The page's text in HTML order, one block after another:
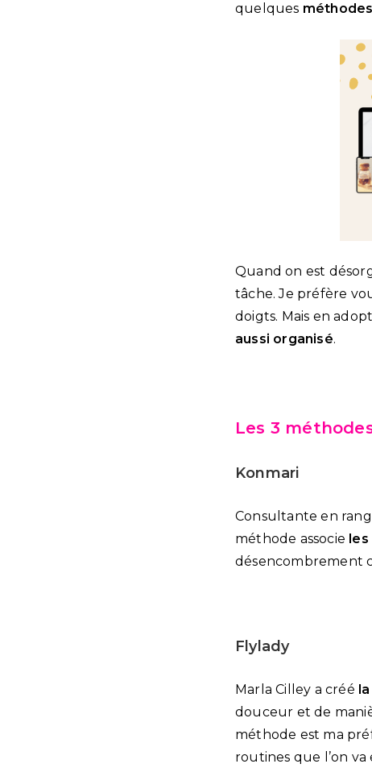
quelques
Quand on est
tâche. Je préfère
doigts. Mais en
aussi organisé.
Les 3
Konmari
Consultante en
méthode associe
désencombrement
Flylady
Marla Cilley a créé
douceur et de
méthode est ma
routines que l’on